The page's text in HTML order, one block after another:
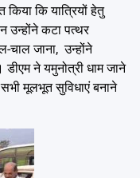
किया कि यात्रियों हेतु
उन्होंने कटा पत्थर
चाल जाना, उन्होंने
ने यमुनोत्री धाम जाने
मूलभूत सुविधाएं बनाने